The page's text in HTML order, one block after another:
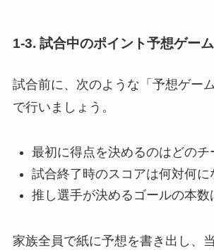
1-3. 試合中のポイント予想ゲーム
試合前に、次のような「予想ゲー
で行いましょう。
最初に得点を決めるのはどのチ
試合終了時のスコアは何対何に
推し選手が決めるゴールの本数
家族全員で紙に予想を書き出し、